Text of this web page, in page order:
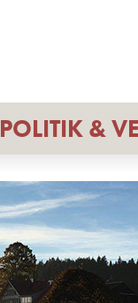
POLITIK &